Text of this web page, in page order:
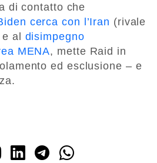
di contatto che
cerca con l’Iran (rivale
al disimpegno
MENA, mette Raid in
ed esclusione – e